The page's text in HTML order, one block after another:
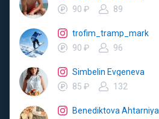
90 ₽
89
trofim_tramp_mark
90 ₽
96
Simbelin Evgeneva
85 ₽
132
Benediktova Ahtarniya